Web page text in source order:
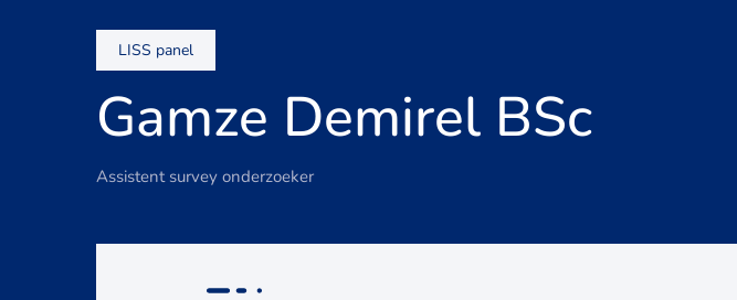
LISS panel
Gamze Demirel BSc
Assistent survey onderzoeker